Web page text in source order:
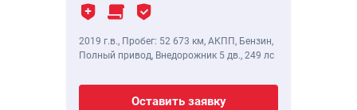
2019 г.в., Пробег: 52 673 км, АКПП, Бензин,
Полный привод, Внедорожник 5 дв., 249 лс
Оставить заявку